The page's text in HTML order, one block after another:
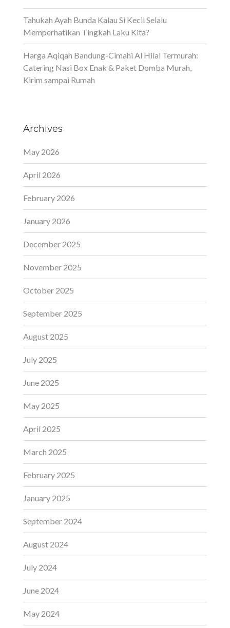
Tahukah Ayah Bunda Kalau Si Kecil Selalu
Memperhatikan Tingkah Laku Kita?
Harga Aqiqah Bandung-Cimahi Al Hilal Termurah:
Catering Nasi Box Enak & Paket Domba Murah,
Kirim sampai Rumah
Archives
May 2026
April 2026
February 2026
January 2026
December 2025
November 2025
October 2025
September 2025
August 2025
July 2025
June 2025
May 2025
April 2025
March 2025
February 2025
January 2025
September 2024
August 2024
July 2024
June 2024
May 2024